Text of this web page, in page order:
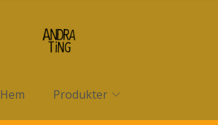
Hem Produkter